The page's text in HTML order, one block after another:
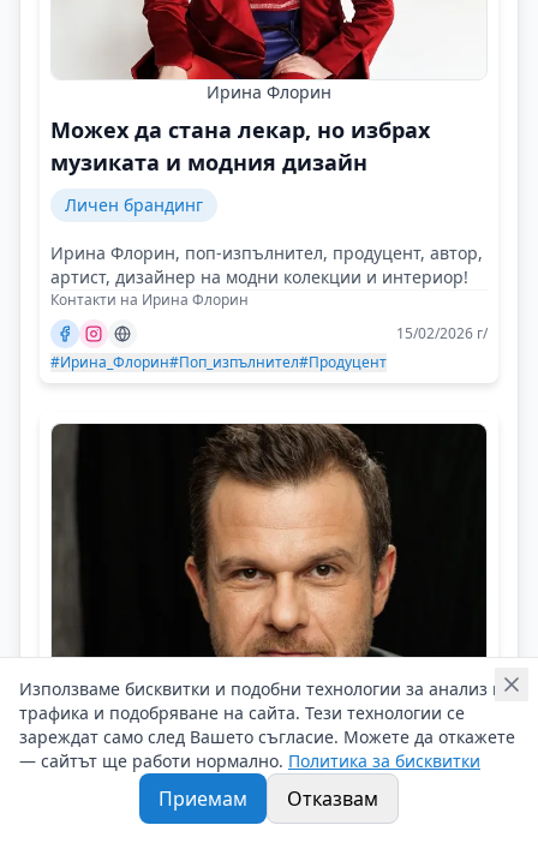
Ирина Флорин
Можех да стана лекар, но избрах
музиката и модния дизайн
Личен брандинг
Ирина Флорин, поп-изпълнител, продуцент, автор,
артист, дизайнер на модни колекции и интериор!
Контакти на Ирина Флорин
15/02/2026 г/
#Ирина_Флорин#Поп_изпълнител#Продуцент
Ненчо Балабанов
Обичам да заразявам хората около
мен с добро настроение
Използваме бисквитки и подобни технологии за анализ на
трафика и подобряване на сайта. Тези технологии се
зареждат само след Вашето съгласие. Можете да откажете
— сайтът ще работи нормално. Политика за бисквитки
Приемам Отказвам